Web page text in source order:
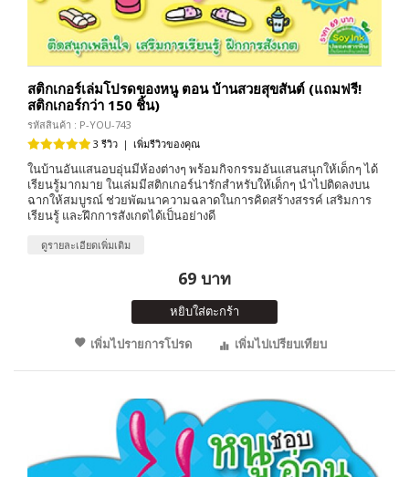
สติกเกอร์เล่มโปรดของหนู ตอน บ้านสวยสุขสันต์ (แถมฟรี!
สติกเกอร์กว่า 150 ชิ้น)
รหัสสินค้า : P-YOU-743
3 รีวิว | เพิ่มรีวิวของคุณ
ในบ้านอันแสนอบอุ่นมีห้องต่างๆ พร้อมกิจกรรมอันแสนสนุกให้เด็กๆ ได้
เรียนรู้มากมาย ในเล่มมีสติกเกอร์น่ารักสำหรับให้เด็กๆ นำไปติดลงบน
ฉากให้สมบูรณ์ ช่วยพัฒนาความฉลาดในการคิดสร้างสรรค์ เสริมการ
เรียนรู้ และฝึกการสังเกตได้เป็นอย่างดี
ดูรายละเอียดเพิ่มเติม
69 บาท
หยิบใส่ตะกร้า
เพิ่มไปรายการโปรด
เพิ่มไปเปรียบเทียบ